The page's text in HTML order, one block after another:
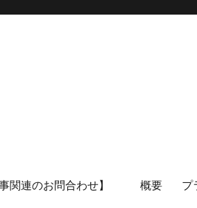
事関連のお問合わせ】 概要 プ